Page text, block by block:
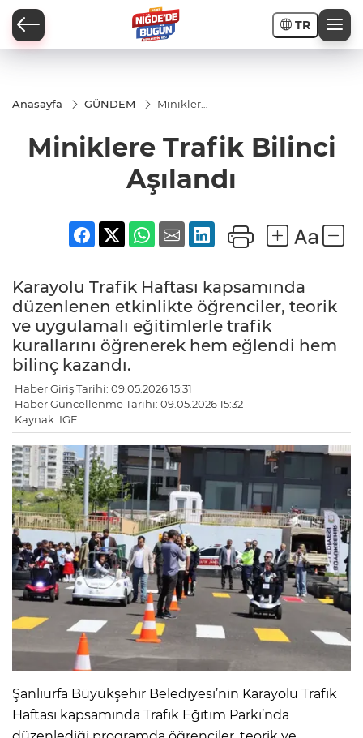
TR
Anasayfa GÜNDEM
Miniklere
Aşılandı
Miniklere Trafik Bilinci
Aşılandı
Karayolu Trafik Haftası kapsamında
düzenlenen etkinlikte öğrenciler, teorik
ve uygulamalı eğitimlerle trafik
kurallarını öğrenerek hem eğlendi hem
bilinç kazandı.
Haber Giriş Tarihi: 09.05.2026 15:31
Haber Güncellenme Tarihi: 09.05.2026 15:32
Kaynak: IGF
Şanlıurfa Büyükşehir Belediyesi’nin Karayolu Trafik
Haftası kapsamında Trafik Eğitim Parkı’nda